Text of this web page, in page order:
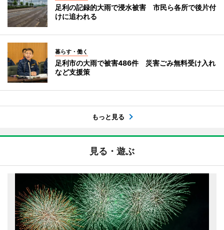
足利の記録的大雨で浸水被害 市民ら各所で後片付
けに追われる
暮らす・働く
足利市の大雨で被害486件 災害ごみ無料受け入れ
など支援策
もっと見る
見る・遊ぶ